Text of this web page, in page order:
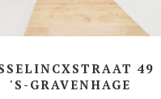
49
'S-GRAVENHAGE